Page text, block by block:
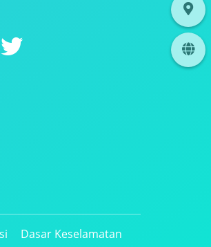
Dasar Keselamatan